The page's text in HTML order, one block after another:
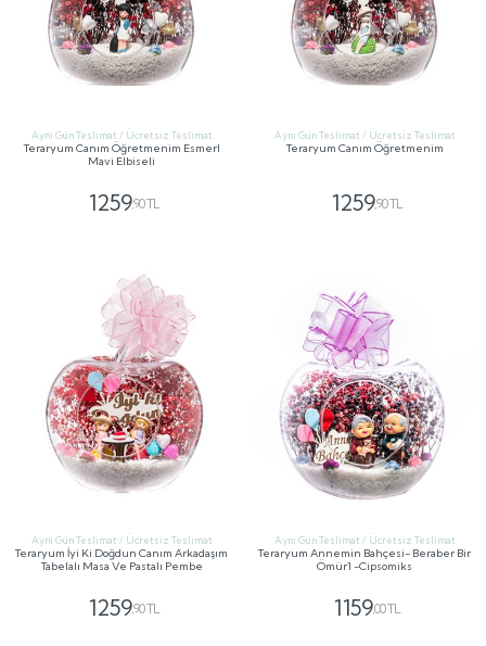
Aynı Gün Teslimat / Ücretsiz Teslimat
Teraryum Canım Öğretmenim Esmerl
Mavi Elbiseli
1259,90 TL
Aynı Gün Teslimat / Ücretsiz Teslimat
Teraryum Canım Öğretmenim
1259,90 TL
Aynı Gün Teslimat / Ücretsiz Teslimat
Teraryum İyi Ki Doğdun Canım Arkadaşım
Tabelalı Masa Ve Pastalı Pembe
1259,90 TL
Aynı Gün Teslimat / Ücretsiz Teslimat
Teraryum Annemin Bahçesi- Beraber Bir
Ömür1 -Cipsomiks
1159,00 TL